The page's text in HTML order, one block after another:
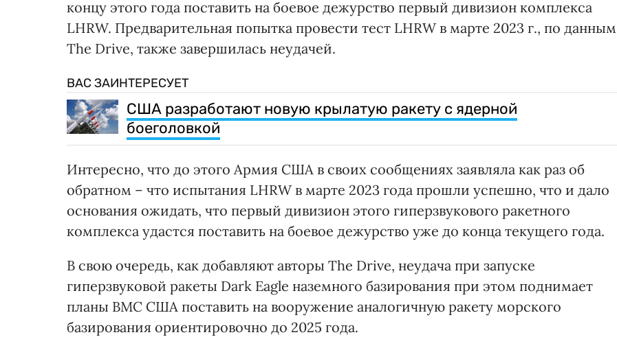
концу этого года поставить на боевое дежурство первый дивизион комплекса
LHRW. Предварительная попытка провести тест LHRW в марте 2023 г., по данным
The Drive, также завершилась неудачей.
ВАС ЗАИНТЕРЕСУЕТ
США разработают новую крылатую ракету с ядерной
боеголовкой
Интересно, что до этого Армия США в своих сообщениях заявляла как раз об
обратном – что испытания LHRW в марте 2023 года прошли успешно, что и дало
основания ожидать, что первый дивизион этого гиперзвукового ракетного
комплекса удастся поставить на боевое дежурство уже до конца текущего года.
В свою очередь, как добавляют авторы The Drive, неудача при запуске
гиперзвуковой ракеты Dark Eagle наземного базирования при этом поднимает
планы ВМС США поставить на вооружение аналогичную ракету морского
базирования ориентировочно до 2025 года.